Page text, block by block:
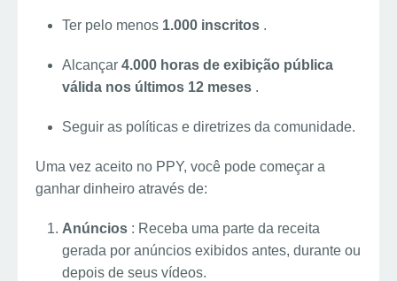
Ter pelo menos 1.000 inscritos .
Alcançar 4.000 horas de exibição pública
válida nos últimos 12 meses .
Seguir as políticas e diretrizes da comunidade.
Uma vez aceito no PPY, você pode começar a
ganhar dinheiro através de:
Anúncios : Receba uma parte da receita
gerada por anúncios exibidos antes, durante ou
depois de seus vídeos.